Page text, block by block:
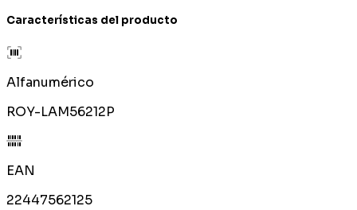
Características del producto
Alfanumérico
ROY-LAM56212P
EAN
22447562125